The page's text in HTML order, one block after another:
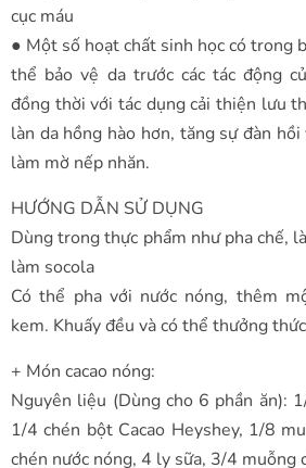
cục máu
● Một số hoạt chất sinh học có trong
thể bảo vệ da trước các tác động
đồng thời với tác dụng cải thiện lưu
làn da hồng hào hơn, tăng sự đàn
làm mờ nếp nhăn.
HƯỚNG DẪN SỬ DỤNG
Dùng trong thực phẩm như pha chế,
làm socola
Có thể pha với nước nóng, thêm
kem. Khuấy đều và có thể thưởng
+ Món cacao nóng:
Nguyên liệu (Dùng cho 6 phần ăn):
1/4 chén bột Cacao Heyshey, 1/8
chén nước nóng, 4 ly sữa, 3/4 muỗng